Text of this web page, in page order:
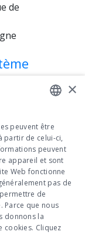
de
►
DUTCH
FRENCH
×
peuvent être
partir de celui-ci,
peuvent
appareil et sont
Web fonctionne
pas de
de
Parce que nous
donnons la
cookies. Cliquez